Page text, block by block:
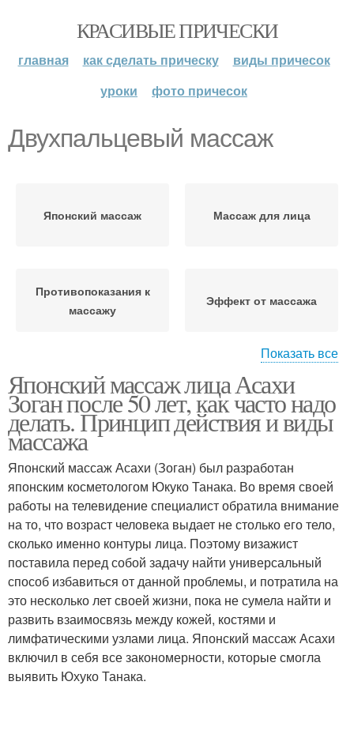
КРАСИВЫЕ ПРИЧЕСКИ
главная как сделать прическу
виды причесок
уроки
фото причесок
Двухпальцевый массаж
Японский массаж Массаж для лица
Противопоказания к
массажу
Эффект от массажа
Лимфатический массаж
Лимфодренажный
массаж
Показать все
Японский массаж лица Асахи
Зоган после 50 лет, как часто надо
делать. Принцип действия и виды
массажа
Японский массаж Асахи (Зоган) был разработан
японским косметологом Юкуко Танака. Во время своей
работы на телевидение специалист обратила внимание
на то, что возраст человека выдает не столько его тело,
сколько именно контуры лица. Поэтому визажист
поставила перед собой задачу найти универсальный
способ избавиться от данной проблемы, и потратила на
это несколько лет своей жизни, пока не сумела найти и
развить взаимосвязь между кожей, костями и
лимфатическими узлами лица. Японский массаж Асахи
включил в себя все закономерности, которые смогла
выявить Юхуко Танака.